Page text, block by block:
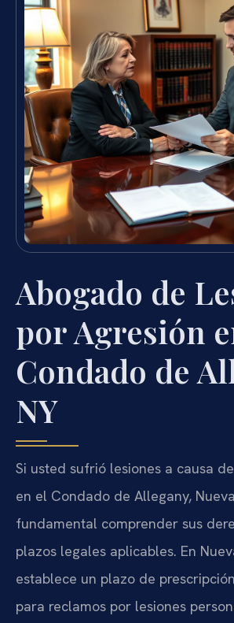
Abogado de
por Agresión
Condado de
NY
Si usted sufrió lesiones a causa
en el Condado de Allegany,
fundamental comprender sus
plazos legales aplicables. En
establece un plazo de
para reclamos por lesiones